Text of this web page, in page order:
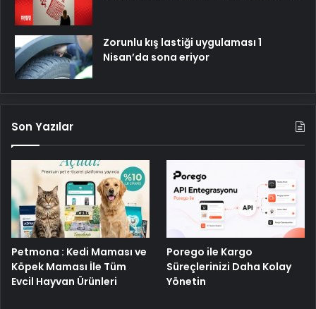
Zorunlu kış lastiği uygulaması 1
Nisan’da sona eriyor
Son Yazılar
Petmona : Kedi Maması ve
Köpek Maması İle Tüm
Evcil Hayvan Ürünleri
Porego ile Kargo
Süreçlerinizi Daha Kolay
Yönetin